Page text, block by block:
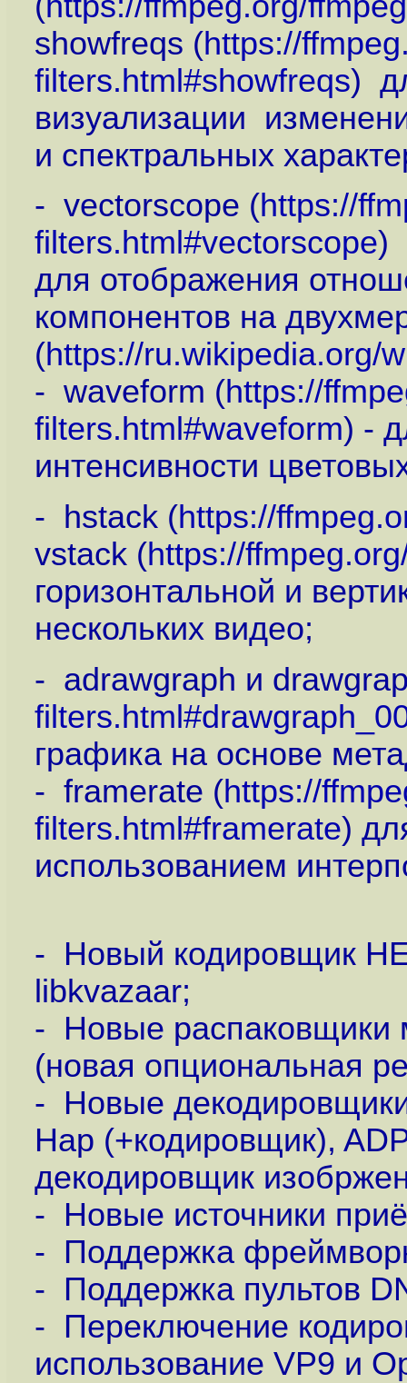
showfreqs (https://
filters.html#showfreqs)
визуализации
и спектральных
- vectorscope (https://
filters.html#vectorscope)
для отображения
компонентов на
(https://ru.wikipedia.org/
- waveform (https://
filters.html#waveform) -
интенсивности
- hstack (https://
vstack (https://
горизонтальной и
нескольких видео;
- adrawgraph и
графика на основе
- framerate (https://
filters.html#framerate)
использованием
- Новый кодировщик
libkvazaar;
- Новые распаковщики
(новая опциональная
- Новые
Hap (+кодировщик),
декодировщик
- Новые источники
- Поддержка
- Поддержка пультов
- Переключение
использование VP9 и